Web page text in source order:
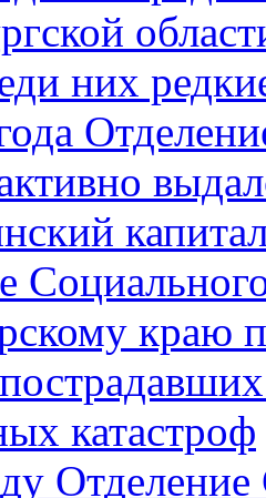
них
краю
катастроф